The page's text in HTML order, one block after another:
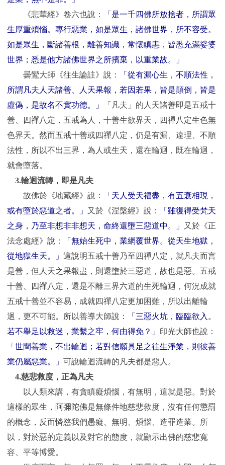
《悲華經》卷六也說：
「是一千四佛所放捨者，所謂眾
生厚重煩惱。專行惡業，如是眾生，諸佛世界，所不容受。
如是眾生，斷諸善根，離善知識，常懷瞋恚，皆悉充滿娑婆
世界；悉是他方諸佛世界之所擯棄，以重業故。」
曇鸞大師《往生論註》說：
「從有漏心生，不順法性，
所謂凡夫人天諸善、人天果報，若因若果，皆是顛倒，皆是
虛偽，是故名不實功德。」
「凡夫」的人天諸善即是五戒十
善、四禪八定，五戒為人，十善生欲界天，四禪八定生色無
色界天。然而五戒十善或四禪八定，仍是有漏、違理、不順
法性，所以不出三界，為人或生天，還在輪迴，既在輪迴，
就會墮落。
3.輪迴流轉，即是凡夫
故佛於《地藏經》說：
「天人受天福盡，有五衰相現，
或有墮於惡道之者。」
又於《涅槃經》說：
「雖復得受梵天
之身，乃至非想非非想天，命終還墮三惡道中。」
又於《正
法念處經》說：
「無始生死中，業網覆世界。從天生地獄，
從地獄生天。」 這說明五戒十善乃至四禪八定，就凡夫而言
是善，但人天之果報盡，則還墮於三惡道，故也是惡。五戒
十善、四禪八定，還是不離三界六道的生死輪迴，何況成就
五戒十善並不容易，成就四禪八定更加困難，所以出離輪
迴，更不可能。所以善導大師說：
「三惡火坑，臨臨欲入。
若不舉足以救迷，業繫之牢，何由得免？」 印光大師也說：
「世間善業，不出輪迴；若對信願具足之往生淨業，則彼善
業仍屬惡業。」 可說輪迴流轉的凡夫都是惡人。
4.慈悲救度，正為凡夫
以人類來講，有貪瞋癡煩惱，有無明，這就是惡。對於
這樣的眾生，阿彌陀佛是無條件地慈悲救度，沒有任何懲罰
的概念，反而憐愍我們愚癡、無明、煩惱、造罪造業。所
以，對於惡的定義以及對它的態度，就顯示出佛的慈悲寬
容、平等博愛。